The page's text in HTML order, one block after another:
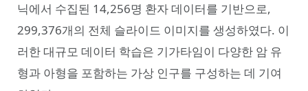
닉에서 수집된 14,256명 환자 데이터를 기반으로,
299,376개의 전체 슬라이드 이미지를 생성하였다. 이
러한 대규모 데이터 학습은 기가타임이 다양한 암 유
형과 아형을 포함하는 가상 인구를 구성하는 데 기여